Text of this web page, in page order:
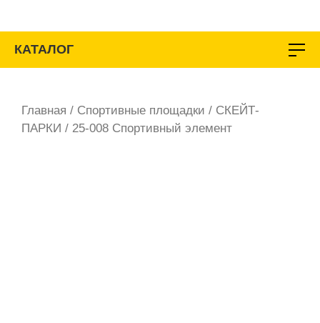
содержимому
КАТАЛОГ
Главная / Спортивные площадки / СКЕЙТ-
ПАРКИ / 25-008 Спортивный элемент